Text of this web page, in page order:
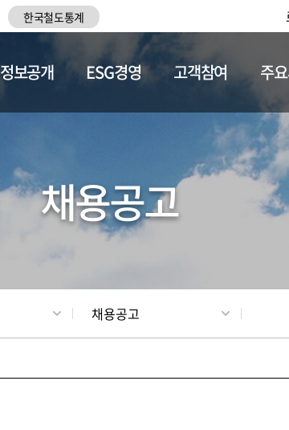
한국철도통계
채용정보
정보공개 ESG경영 고객참여 주
채용공고
채용공고